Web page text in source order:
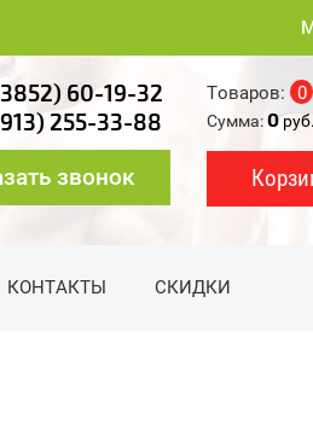
60-19-32
255-33-88
звонок
Товаров: 0
Сумма:0руб.
КОНТАКТЫ СКИДКИ